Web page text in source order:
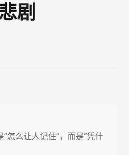
剧
怎么让人记住”，而是“凭什